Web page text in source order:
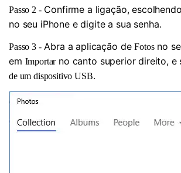
Passo 2 -Confirme a ligação,
no seu iPhone e digite a sua senha.
Passo 3 -Abra a aplicação deFotosno
em Importarno canto superior direito, e
de um dispositivo USB.